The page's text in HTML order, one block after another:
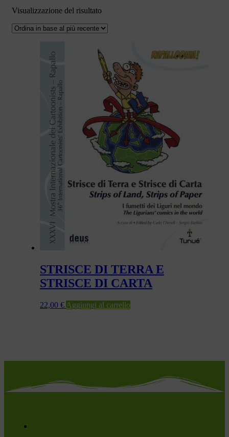
Visualizzazione del risultato
STRISCE DI TERRA E
STRISCE DI CARTA
22,00 € Aggiungi al carrello